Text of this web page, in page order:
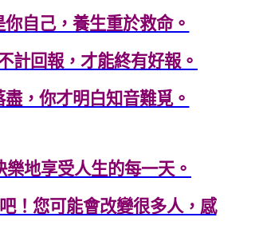
自己，養生重於救命。
計回報，才能終有好報。
，你才明白知音難覓。
地享受人生的每一天。
！您可能會改變很多人，感